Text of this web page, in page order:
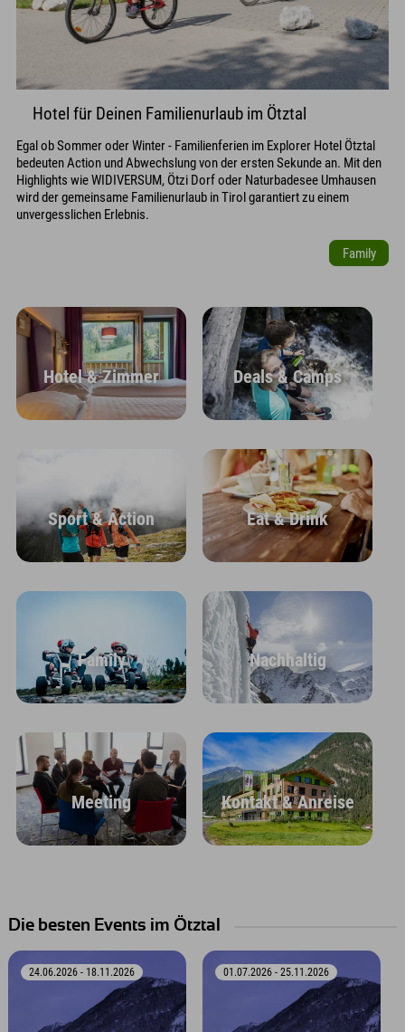
Hotel für Deinen Familienurlaub im Ötztal
Egal ob Sommer oder Winter - Familienferien im Explorer Hotel Ötztal
bedeuten Action und Abwechslung von der ersten Sekunde an. Mit den
Highlights wie WIDIVERSUM, Ötzi Dorf oder Naturbadesee Umhausen
wird der gemeinsame Familienurlaub in Tirol garantiert zu einem
unvergesslichen Erlebnis.
Family
Hotel & Zimmer Deals & Camps
Sport & Action Eat & Drink
Family Nachhaltig
Meeting Kontakt & Anreise
Die besten Events im Ötztal
24.06.2026 - 18.11.2026 01.07.2026 - 25.11.2026